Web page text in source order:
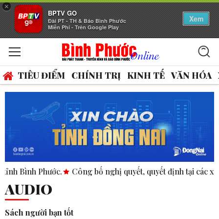
×
BPTV GO
Đài PT - TH & Báo Bình Phước
Miễn Phí - Trên Google Play
Xem
TIÊU ĐIỂM CHÍNH TRỊ KINH TẾ VĂN HÓA
Phước. Công bố nghị quyết, quyết định tại các xã, phường.
AUDIO
Sách người bạn tốt